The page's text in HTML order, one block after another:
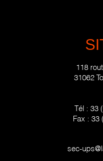
118
31062
Tél : 33
Fax : 33
sec-